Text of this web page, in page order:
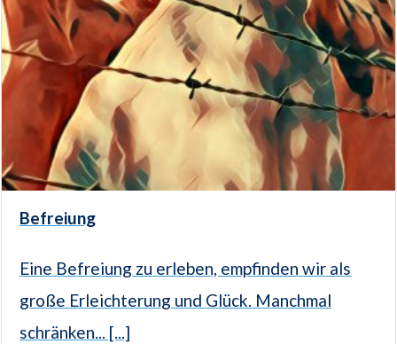
Befreiung
Eine Befreiung zu erleben, empfinden wir als
große Erleichterung und Glück. Manchmal
schränken... [...]